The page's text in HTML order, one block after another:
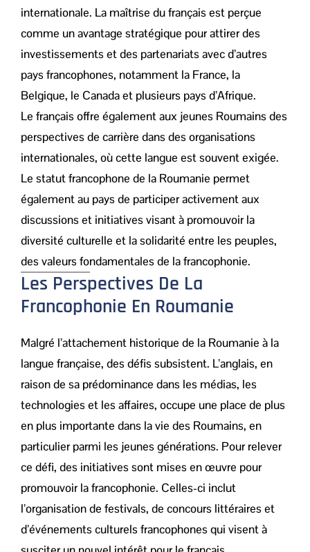
internationale. La maîtrise du français est perçue
comme un avantage stratégique pour attirer des
investissements et des partenariats avec d’autres
pays francophones, notamment la France, la
Belgique, le Canada et plusieurs pays d’Afrique.
Le français offre également aux jeunes Roumains des
perspectives de carrière dans des organisations
internationales, où cette langue est souvent exigée.
Le statut francophone de la Roumanie permet
également au pays de participer activement aux
discussions et initiatives visant à promouvoir la
diversité culturelle et la solidarité entre les peuples,
des valeurs fondamentales de la francophonie.
Les Perspectives De La
Francophonie En Roumanie
Malgré l’attachement historique de la Roumanie à la
langue française, des défis subsistent. L’anglais, en
raison de sa prédominance dans les médias, les
technologies et les affaires, occupe une place de plus
en plus importante dans la vie des Roumains, en
particulier parmi les jeunes générations. Pour relever
ce défi, des initiatives sont mises en œuvre pour
promouvoir la francophonie. Celles-ci inclut
l’organisation de festivals, de concours littéraires et
d’événements culturels francophones qui visent à